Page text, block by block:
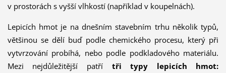
v prostorách s vyšší vlhkostí (například v koupelnách).
Lepicích hmot je na dnešním stavebním trhu několik typů,
většinou se dělí buď podle chemického procesu, který při
vytvrzování probíhá, nebo podle podkladového materiálu.
Mezi nejdůležitější patří tři typy lepicích hmot: